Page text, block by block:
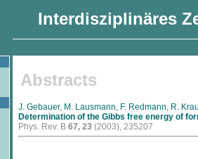
Interdisziplinäres
Abstracts
J. Gebauer, M. Lausmann, F. Redmann, R.
Determination of the Gibbs free energy of
Phys. Rev. B 67, 23 (2003), 235207